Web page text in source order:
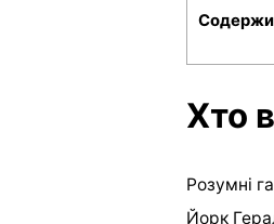
Хто
Розумні
Йорк